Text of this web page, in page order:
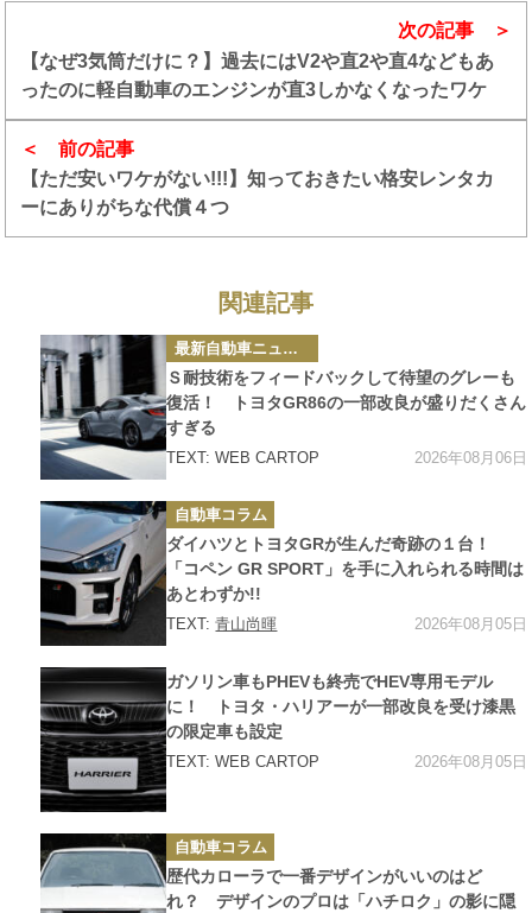
前の記事
【ただ安いワケがない!!!】知っておきたい格安レンタカ
ーにありがちな代償４つ
次の記事
【なぜ3気筒だけに？】過去にはV2や直2や直4などもあ
ったのに軽自動車のエンジンが直3しかなくなったワケ
関連記事
カ
テ
ゴ
リ
ー
最新自動車ニュース
Ｓ耐技術をフィードバックして待望のグレーも
復活！ トヨタGR86の一部改良が盛りだくさん
すぎる
TEXT: WEB CARTOP 2026年08月06日
カ
テ
ゴ
リ
ー
自動車コラム
ダイハツとトヨタGRが生んだ奇跡の１台！
「コペン GR SPORT」を手に入れられる時間は
あとわずか!!
TEXT:青山尚暉 2026年08月05日
カ
テ
ゴ
リ
ー
ガソリン車もPHEVも終売でHEV専用モデル
に！ トヨタ・ハリアーが一部改良を受け漆黒
の限定車も設定
TEXT: WEB CARTOP 2026年08月05日
カ
テ
ゴ
リ
ー
自動車コラム
歴代カローラで一番デザインがいいのはど
れ？ デザインのプロは「ハチロク」の影に隠